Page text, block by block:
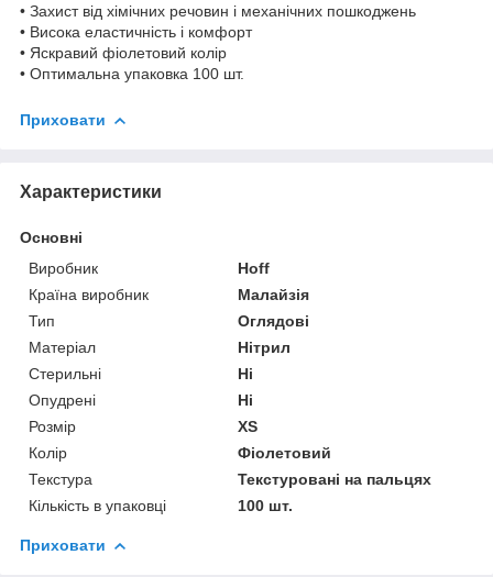
• Захист від хімічних речовин і механічних пошкоджень
• Висока еластичність і комфорт
• Яскравий фіолетовий колір
• Оптимальна упаковка 100 шт.
Приховати
Характеристики
Основні
Виробник
Hoff
Країна виробник
Малайзія
Тип
Оглядові
Матеріал
Нітрил
Стерильні
Ні
Опудрені
Ні
Розмір
XS
Колір
Фіолетовий
Текстура
Текстуровані на пальцях
Кількість в упаковці
100 шт.
Приховати